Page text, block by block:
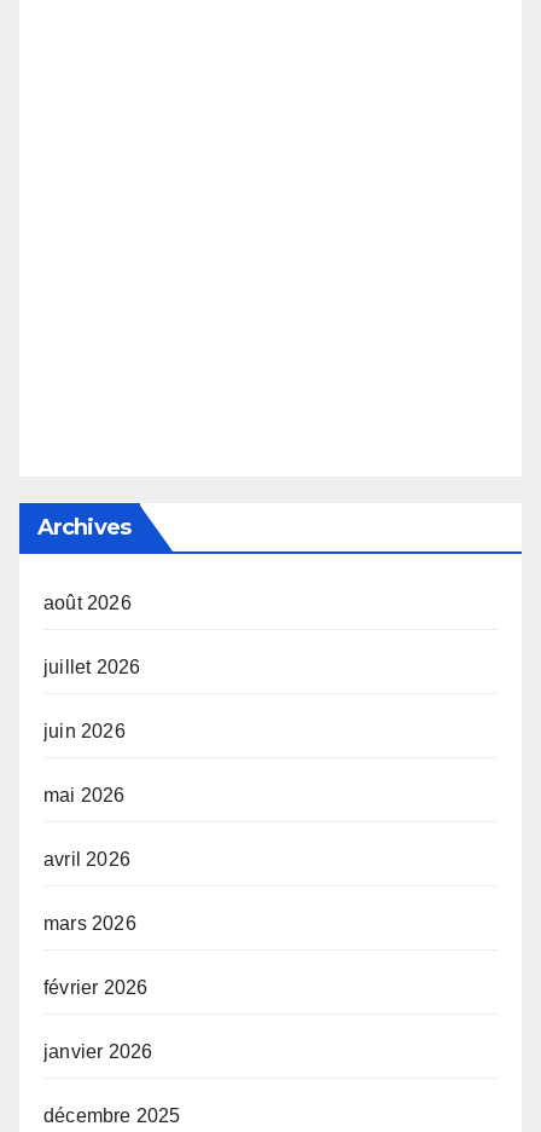
Archives
août 2026
juillet 2026
juin 2026
mai 2026
avril 2026
mars 2026
février 2026
janvier 2026
décembre 2025